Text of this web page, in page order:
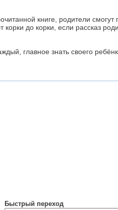
книге, родители смогут
до корки, если рассказ
главное знать своего
Быстрый переход